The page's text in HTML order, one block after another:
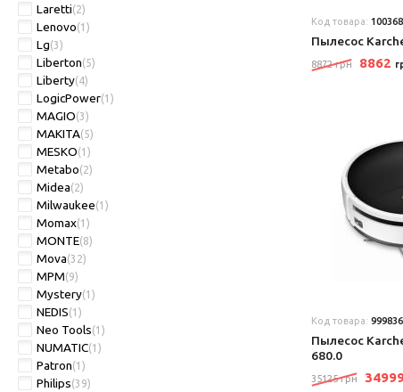
Laretti(2)
Lenovo(1)
Lg(3)
Liberton(5)
Liberty(4)
LogicPower(1)
MAGIO(3)
MAKITA(5)
MESKO(1)
Metabo(2)
Midea(2)
Milwaukee(1)
Momax(1)
MONTE(8)
Mova(32)
MPM(9)
Mystery(1)
NEDIS(1)
Neo Tools(1)
NUMATIC(1)
Patron(1)
Philips(39)
Код товара:
Пылесос
8872 грн 8862
Код товара: 999836
Пылесос
680.0
35125 грн